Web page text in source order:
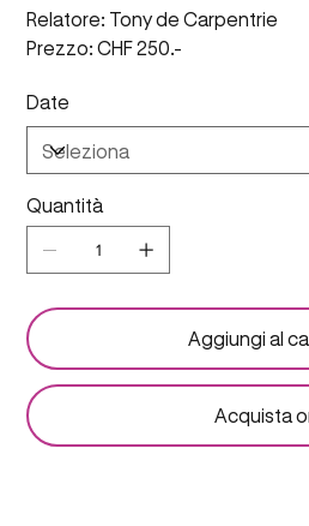
Relatore: Tony de Carpentrie
Prezzo: CHF 250.-
Date
Quantità
Aggiungi al
Acquista